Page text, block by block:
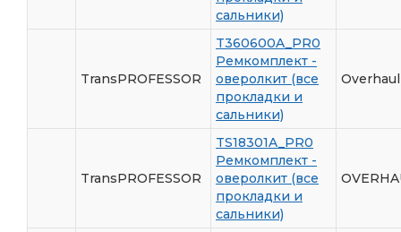
сальники)
TransPROFESSOR
T360600A_PR0
Ремкомплект -
оверолкит (все
прокладки и
сальники)
TransPROFESSOR
TS18301A_PR0
Ремкомплект -
оверолкит (все
прокладки и
сальники)